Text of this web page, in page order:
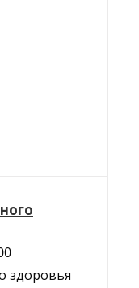
здоровья